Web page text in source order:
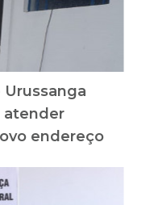
atender
endereço